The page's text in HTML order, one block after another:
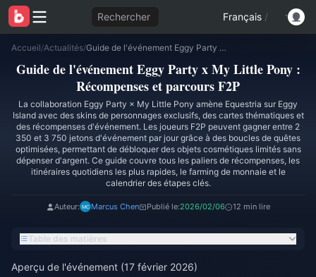
Rechercher Français /
Accueil/Actualités/ Guide de l'événement Eggy Party x My Little Pony : Récompenses et parcours F2P
Guide de l'événement Eggy Party x My Little Pony :
Récompenses et parcours F2P
La collaboration Eggy Party × My Little Pony amène Equestria sur Eggy
Island avec des skins de personnages exclusifs, des cartes thématiques et
des récompenses d'événement. Les joueurs F2P peuvent gagner entre 2
350 et 3 750 jetons d'événement par jour grâce à des boucles de quêtes
optimisées, permettant de débloquer des objets cosmétiques limités sans
dépenser d'argent. Ce guide couvre tous les paliers de récompenses, les
itinéraires quotidiens les plus rapides, le farming de monnaie et le
calendrier des étapes clés.
Auteur: Marcus Chen Publié le:2026/02/06 12 min lire
Table des matières
Aperçu de l'événement (17 février 2026)